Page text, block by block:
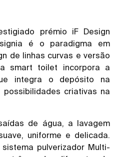
prémio iF Design
é o paradigma em
de linhas curvas e versão
smart toilet incorpora a
integra o depósito na
criativas na
de água, a lavagem
uniforme e delicada.
pulverizador Multi-